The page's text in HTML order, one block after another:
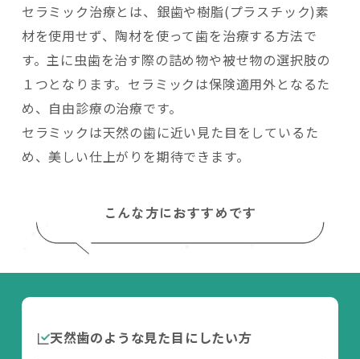
セラミック治療とは、銀歯や樹脂(プラスチック)素
材を使用せず、陶材を使って歯を治療する方法で
す。主に虫歯を治す際の詰め物や被せ物の選択肢の
１つとなります。セラミックは保険適用外となるた
め、自由診療の治療です。
セラミックは天然の歯に近い見た目をしているた
め、美しい仕上がりを期待できます。
こんな方におすすめです
天然歯のような見た目にしたい方